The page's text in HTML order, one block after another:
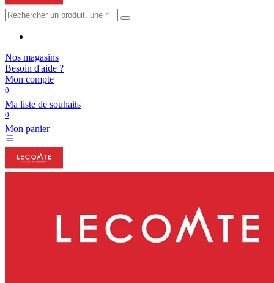
Nos magasins
Besoin d'aide ?
Mon compte
0
Ma liste de souhaits
0
Mon panier